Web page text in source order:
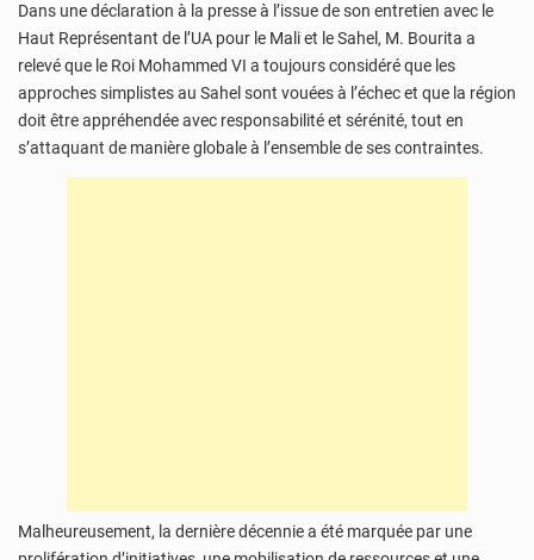
Dans une déclaration à la presse à l’issue de son entretien avec le
Haut Représentant de l’UA pour le Mali et le Sahel, M. Bourita a
relevé que le Roi Mohammed VI a toujours considéré que les
approches simplistes au Sahel sont vouées à l’échec et que la région
doit être appréhendée avec responsabilité et sérénité, tout en
s’attaquant de manière globale à l’ensemble de ses contraintes.
Malheureusement, la dernière décennie a été marquée par une